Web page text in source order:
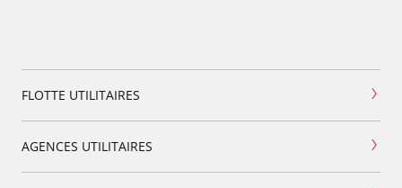
FLOTTE UTILITAIRES
AGENCES UTILITAIRES